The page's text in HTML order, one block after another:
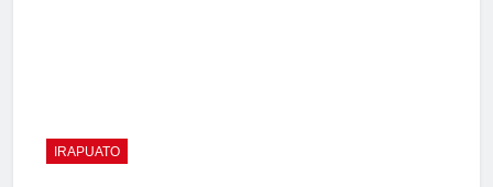
IRAPUATO